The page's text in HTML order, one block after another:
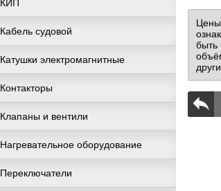
КИП
Кабель судовой
Катушки электромагнитные
Контакторы
Клапаны и вентили
Нагревательное оборудование
Переключатели